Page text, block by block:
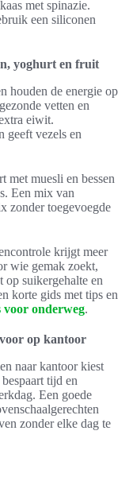
met spinazie.
een siliconen
yoghurt en fruit
houden de energie op
vetten en
eiwit.
geeft vezels en
muesli en bessen
Een mix van
zonder toegevoegde
krijgt meer
wie gemak zoekt,
op suikergehalte en
korte gids met tips en
voor onderweg.
op kantoor
naar kantoor kiest
tijd en
Een goede
zonder elke dag te